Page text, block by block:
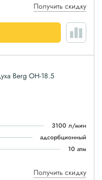
Получить скидку
Berg ОН-18.5
3100 л/мин
адсорбционный
10 атм
Получить скидку